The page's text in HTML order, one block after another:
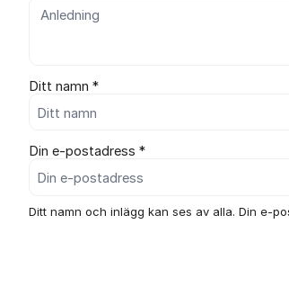
Ditt namn *
Din e-postadress *
Ditt namn och inlägg kan ses av alla. Din e-